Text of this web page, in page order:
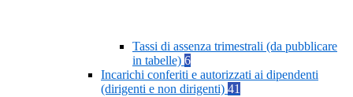
Tassi di assenza trimestrali (da pubblicare
in tabelle) 6
Incarichi conferiti e autorizzati ai dipendenti
(dirigenti e non dirigenti) 41